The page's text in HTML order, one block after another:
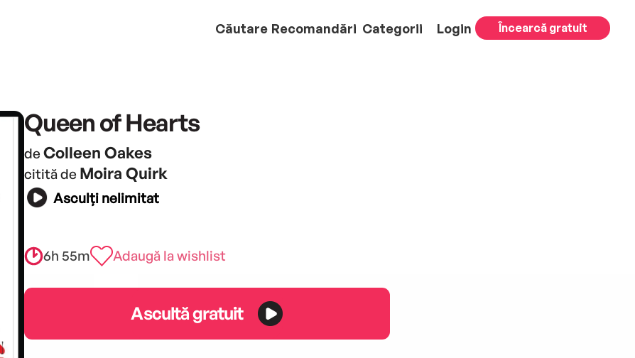
Căutare Recomandări Categorii Login Încearcă gratuit
Queen of Hearts
de Colleen Oakes
citită de Moira Quirk
Asculți nelimitat
6h 55m Adaugă la wishlist
Ascultă gratuit